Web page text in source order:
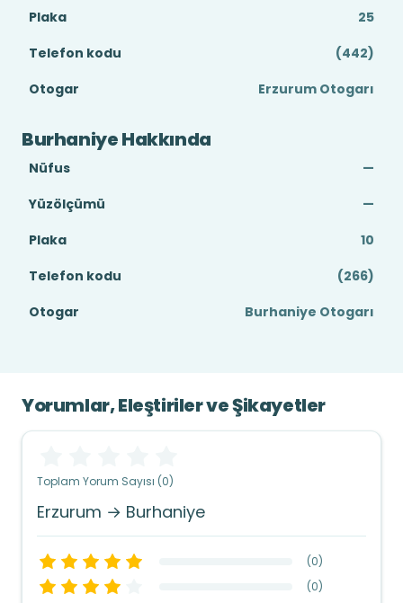
Plaka
25
Telefon kodu
(442)
Otogar
Erzurum Otogarı
Burhaniye Hakkında
Nüfus
—
Yüzölçümü
—
Plaka
10
Telefon kodu
(266)
Otogar
Burhaniye Otogarı
Yorumlar, Eleştiriler ve Şikayetler
Toplam Yorum Sayısı (0)
Erzurum → Burhaniye
(0)
(0)